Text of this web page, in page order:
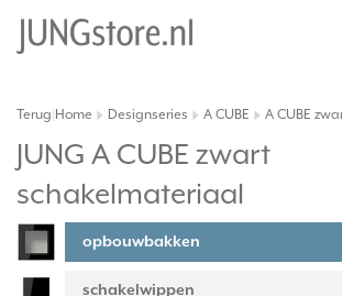
Terug Home Designseries A CUBE A CUBE
JUNG A CUBE zwart
schakelmateriaal
opbouwbakken
schakelwippen